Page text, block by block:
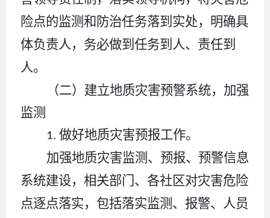
险点的监测和防治任务落到实处，明确具
体负责人，务必做到任务到人、责任到
人。
（二）建立地质灾害预警系统，加强
监测
1. 做好地质灾害预报工作。
加强地质灾害监测、预报、预警信息
系统建设，相关部门、各社区对灾害危险
点逐点落实，包括落实监测、报警、人员